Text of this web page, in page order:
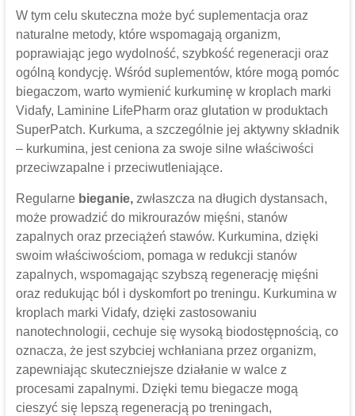
W tym celu skuteczna może być suplementacja oraz
naturalne metody, które wspomagają organizm,
poprawiając jego wydolność, szybkość regeneracji oraz
ogólną kondycję. Wśród suplementów, które mogą pomóc
biegaczom, warto wymienić kurkuminę w kroplach marki
Vidafy, Laminine LifePharm oraz glutation w produktach
SuperPatch. Kurkuma, a szczególnie jej aktywny składnik
– kurkumina, jest ceniona za swoje silne właściwości
przeciwzapalne i przeciwutleniające.
Regularne bieganie,zwłaszcza na długich dystansach,
może prowadzić do mikrourazów mięśni, stanów
zapalnych oraz przeciążeń stawów. Kurkumina, dzięki
swoim właściwościom, pomaga w redukcji stanów
zapalnych, wspomagając szybszą regenerację mięśni
oraz redukując ból i dyskomfort po treningu. Kurkumina w
kroplach marki Vidafy, dzięki zastosowaniu
nanotechnologii, cechuje się wysoką biodostępnością, co
oznacza, że jest szybciej wchłaniana przez organizm,
zapewniając skuteczniejsze działanie w walce z
procesami zapalnymi. Dzięki temu biegacze mogą
cieszyć się lepszą regeneracją po treningach,